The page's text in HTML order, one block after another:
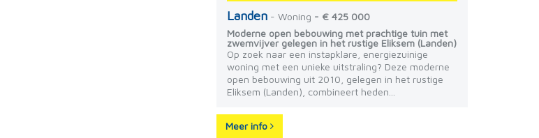
Landen - Woning - € 425 000
Moderne open bebouwing met prachtige tuin met
zwemvijver gelegen in het rustige Eliksem (Landen)
Op zoek naar een instapklare, energiezuinige
woning met een unieke uitstraling? Deze moderne
open bebouwing uit 2010, gelegen in het rustige
Eliksem (Landen), combineert heden...
Meer info